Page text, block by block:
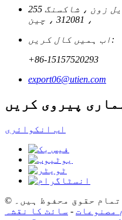
255 شوگوانگ روڈ ، کیبی انڈسٹریل زون ، شاکسنگ
، 312081 ، چین
اب ہمیں کال کریں:
+86-15157520293
export06@utien.com
پیروی کریں
اب انکوائری
مصنوعات - سائٹ کا نقشہ